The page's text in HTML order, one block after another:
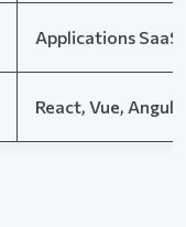
Applications
React, Vue,